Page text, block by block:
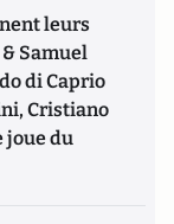
leurs
Samuel
di Caprio
Cristiano
joue du